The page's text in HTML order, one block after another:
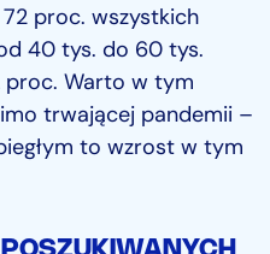
proc. wszystkich
40 tys. do 60 tys.
proc. Warto w tym
trwającej pandemii –
to wzrost w tym